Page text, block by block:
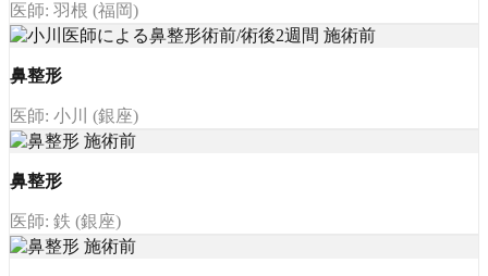
医師: 羽根 (福岡)
鼻整形
医師: 小川 (銀座)
鼻整形
医師: 鉄 (銀座)